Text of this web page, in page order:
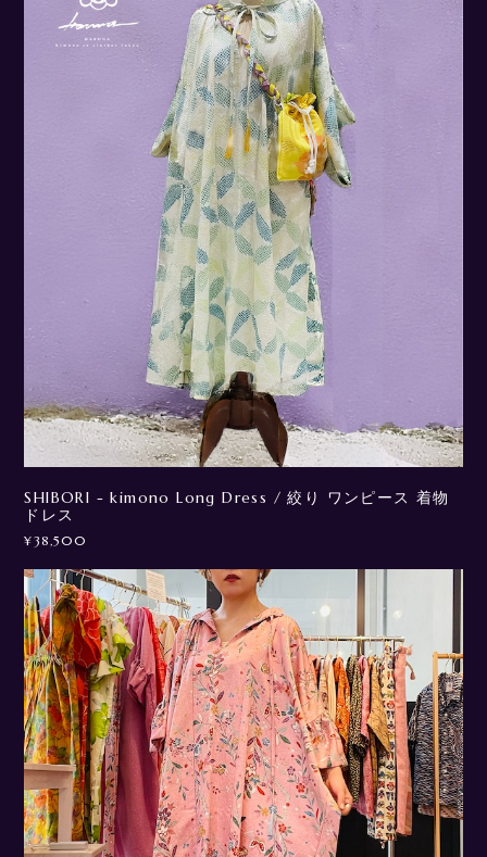
SHIBORI - kimono Long Dress / 絞り ワンピース 着物
ドレス
¥38,500